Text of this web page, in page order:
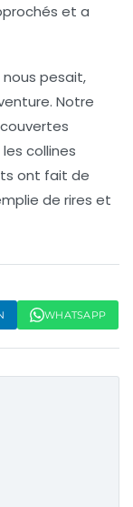
et a
nous pesait,
Notre
collines
ont fait de
de rires et
WHATSAPP